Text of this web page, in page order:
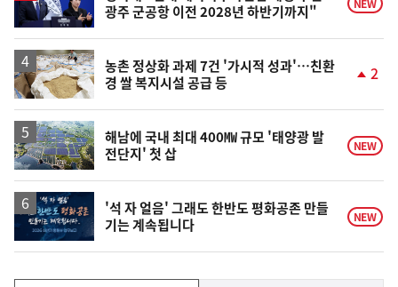
광주 군공항 이전 2028년 하반기까지"
NEW
농촌 정상화 과제 7건 '가시적 성과'…친환
경 쌀 복지시설 공급 등
계
승
2
해남에 국내 최대 400㎿ 규모 '태양광 발
전단지' 첫 삽
NEW
'석 자 얼음' 그래도 한반도 평화공존 만들
기는 계속됩니다
NEW